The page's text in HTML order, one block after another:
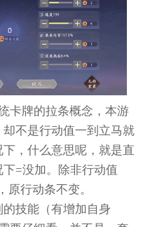
卡牌的拉条概念，本游
不是行动值一到立马就
，什么意思呢，就是直
=没加。除非行动值
原行动条不变。
技能（有增加自身